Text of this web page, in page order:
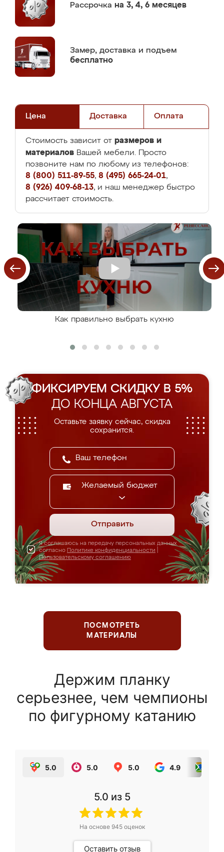
Рассрочка на 3, 4, 6 месяцев
Замер, доставка и подъем
бесплатно
Цена Доставка Оплата
Стоимость зависит от размеров и
материалов Вашей мебели. Просто
позвоните нам по любому из телефонов:
8 (800) 511-89-55, 8 (495) 665-24-01,
8 (926) 409-68-13, и наш менеджер быстро
рассчитает стоимость.
Как правильно выбрать кухню
ФИКСИРУЕМ СКИДКУ В 5%
ДО КОНЦА АВГУСТА
Оставьте заявку сейчас, скидка
сохранится.
Желаемый бюджет
Отправить
Я соглашаюсь на передачу персональных данных
согласно Политике конфиденциальности
Пользовательскому соглашению
ПОСМОТРЕТЬ
МАТЕРИАЛЫ
Держим планку
серьезнее, чем чемпионы
по фигурному катанию
5.0 5.0 5.0 4.9
5.0 из 5
На основе 945оценок
Оставить отзыв